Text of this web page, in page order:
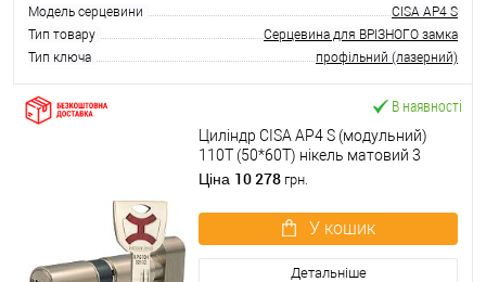
Модель серцевини
CISA AP4 S
Тип товару
Серцевина для ВРІЗНОГО замка
Тип ключа
профільний (лазерний)
В наявності
Циліндр CISA AP4 S (модульний)
110T (50*60T) нікель матовий 3
ключі
Ціна 10 278 грн.
У кошик
Детальніше